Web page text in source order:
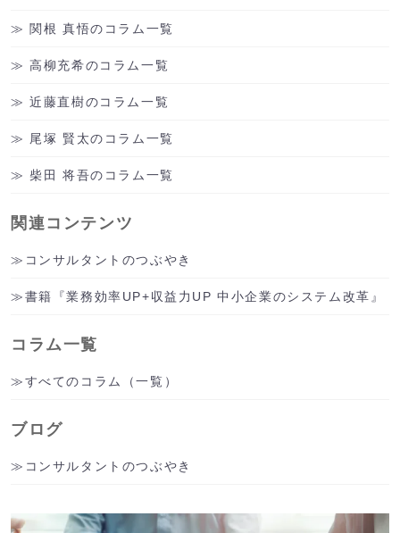
関根 真悟のコラム一覧
高柳充希のコラム一覧
近藤直樹のコラム一覧
尾塚 賢太のコラム一覧
柴田 将吾のコラム一覧
関連コンテンツ
コンサルタントのつぶやき
書籍『業務効率UP+収益力UP 中小企業のシステム改革』
コラム一覧
すべてのコラム（一覧）
ブログ
コンサルタントのつぶやき